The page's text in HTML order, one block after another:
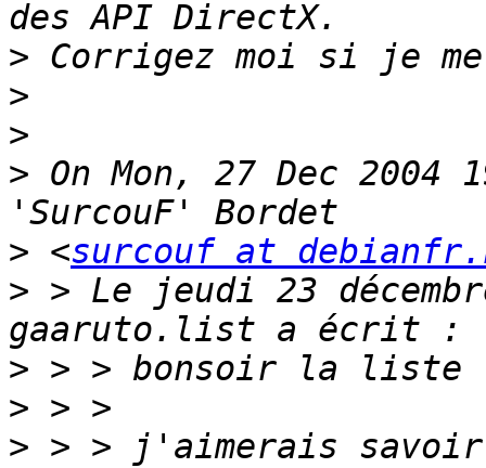
>
>
>
> On Mon, 27 Dec 2004
> <surcouf at
> > Le jeudi 23
>
>
> > > j'aimerais savoir